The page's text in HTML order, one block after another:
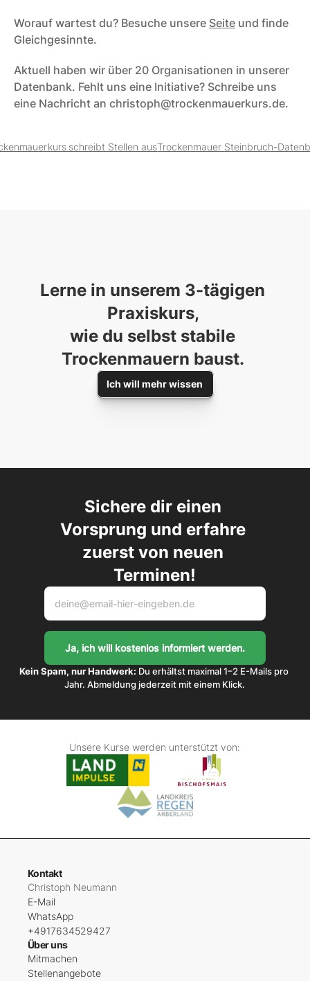
Worauf wartest du? Besuche unsere Seite und finde
Gleichgesinnte.
Aktuell haben wir über 20 Organisationen in unserer
Datenbank. Fehlt uns eine Initiative? Schreibe uns
eine Nachricht an christoph@trockenmauerkurs.de.
schreibt Stellen ausTrockenmauer Steinbruch-
Lerne in unserem 3-tägigen
Praxiskurs,
wie du selbst stabile
Trockenmauern baust.
Ich will mehr wissen
Sichere dir einen
Vorsprung und erfahre
zuerst von neuen
Terminen!
Kein Spam, nur Handwerk: Du erhältst maximal 1–2 E-Mails pro
Jahr. Abmeldung jederzeit mit einem Klick.
Unsere Kurse werden unterstützt von:
Kontakt
Christoph Neumann
E-Mail
WhatsApp
+4917634529427
Über uns
Mitmachen
Stellenangebote